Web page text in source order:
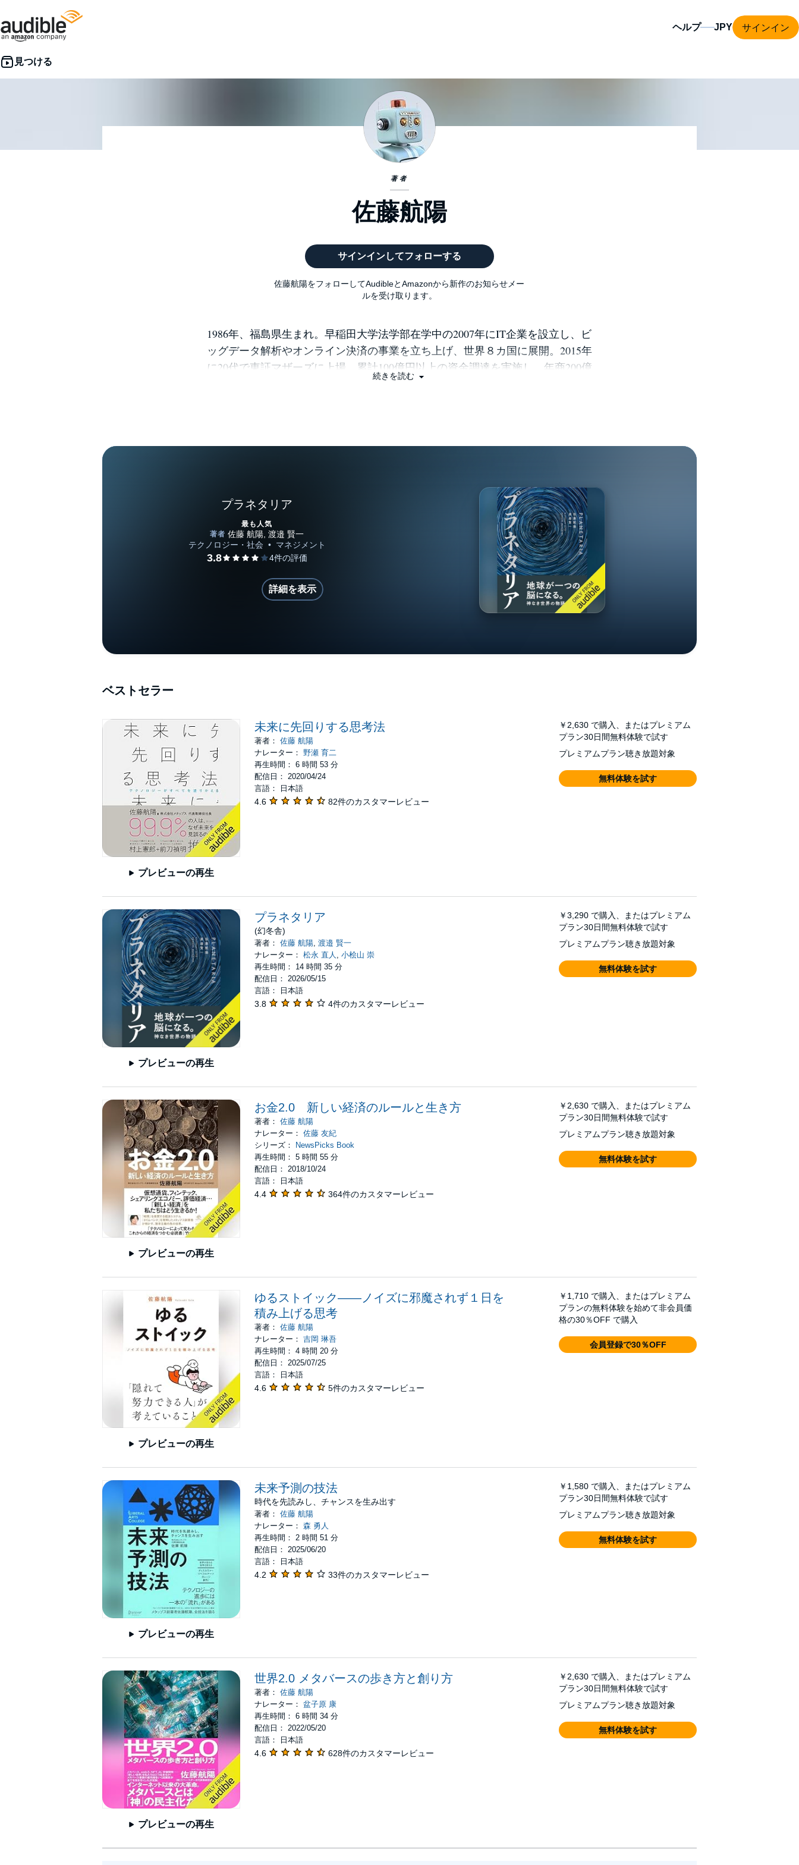
ヘルプ サインイン
著者
佐藤航陽
サインインしてフォローする
佐藤航陽をフォローしてAudibleとAmazonから新作のお知らせメー
ルを受け取ります。
1986年、福島県生まれ。早稲田大学法学部在学中の2007年にIT企業を設立し、ビ
ッグデータ解析やオンライン決済の事業を立ち上げ、世界８カ国に展開。2015年
に20代で東証マザーズに上場。累計100億円以上の資金調達を実施し、年商200億
円規模まで成長させる。 その後、2017年に宇宙開発に関わる投資と研究を目的に
「Under 30 Asia」や「日本を救う起業家ベスト10」に選出される。著書『お金
記録した。 株式会社スペースデータ：https://spacedata.ai/ Twitter：
https://twitter.com/ka2aki86 Facebook：https://www.facebook.com/katsuaki.sato
Instagram：https://www.instagram.com/katsuaki1986/
続きを読む
プラネタリア
最も人気
詳細を表示
ベストセラー
プレビューの再生
未来に先回りする思考法
著者： 佐藤 航陽
ナレーター： 野瀬 育二
再生時間： 6 時間 53 分
配信日： 2020/04/24
言語： 日本語
4.6 82件のカスタマーレビュー
￥2,630 で購入、またはプレミアム
プラン30日間無料体験で試す
プレミアムプラン聴き放題対象
無料体験を試す
プレビューの再生
プラネタリア
(幻冬舎)
著者： 佐藤 航陽, 渡邉 賢一
ナレーター： 松永 直人
小桧山 崇
再生時間： 14 時間 35 分
配信日： 2026/05/15
言語： 日本語
3.8 4件のカスタマーレビュー
￥3,290 で購入、またはプレミアム
プラン30日間無料体験で試す
プレミアムプラン聴き放題対象
無料体験を試す
プレビューの再生
お金2.0 新しい経済のルールと生き方
著者： 佐藤 航陽
ナレーター： 佐藤 友紀
シリーズ：
NewsPicks Book
再生時間： 5 時間 55 分
配信日： 2018/10/24
言語： 日本語
4.4 364件のカスタマーレビュー
￥2,630 で購入、またはプレミアム
プラン30日間無料体験で試す
プレミアムプラン聴き放題対象
無料体験を試す
プレビューの再生
ゆるストイック――ノイズに邪魔されず１日を
積み上げる思考
著者： 佐藤 航陽
ナレーター： 吉岡 琳吾
再生時間： 4 時間 20 分
配信日： 2025/07/25
言語： 日本語
4.6 5件のカスタマーレビュー
￥1,710 で購入、またはプレミアム
プランの無料体験を始めて非会員価
格の30％OFF で購入
会員登録で30％OFF
プレビューの再生
未来予測の技法
時代を先読みし、チャンスを生み出す
著者： 佐藤 航陽
ナレーター： 森 勇人
再生時間： 2 時間 51 分
配信日： 2025/06/20
言語： 日本語
4.2 33件のカスタマーレビュー
￥1,580 で購入、またはプレミアム
プラン30日間無料体験で試す
プレミアムプラン聴き放題対象
無料体験を試す
プレビューの再生
世界2.0 メタバースの歩き方と創り方
著者： 佐藤 航陽
ナレーター： 盆子原 康
再生時間： 6 時間 34 分
配信日： 2022/05/20
言語： 日本語
4.6 628件のカスタマーレビュー
￥2,630 で購入、またはプレミアム
プラン30日間無料体験で試す
プレミアムプラン聴き放題対象
無料体験を試す